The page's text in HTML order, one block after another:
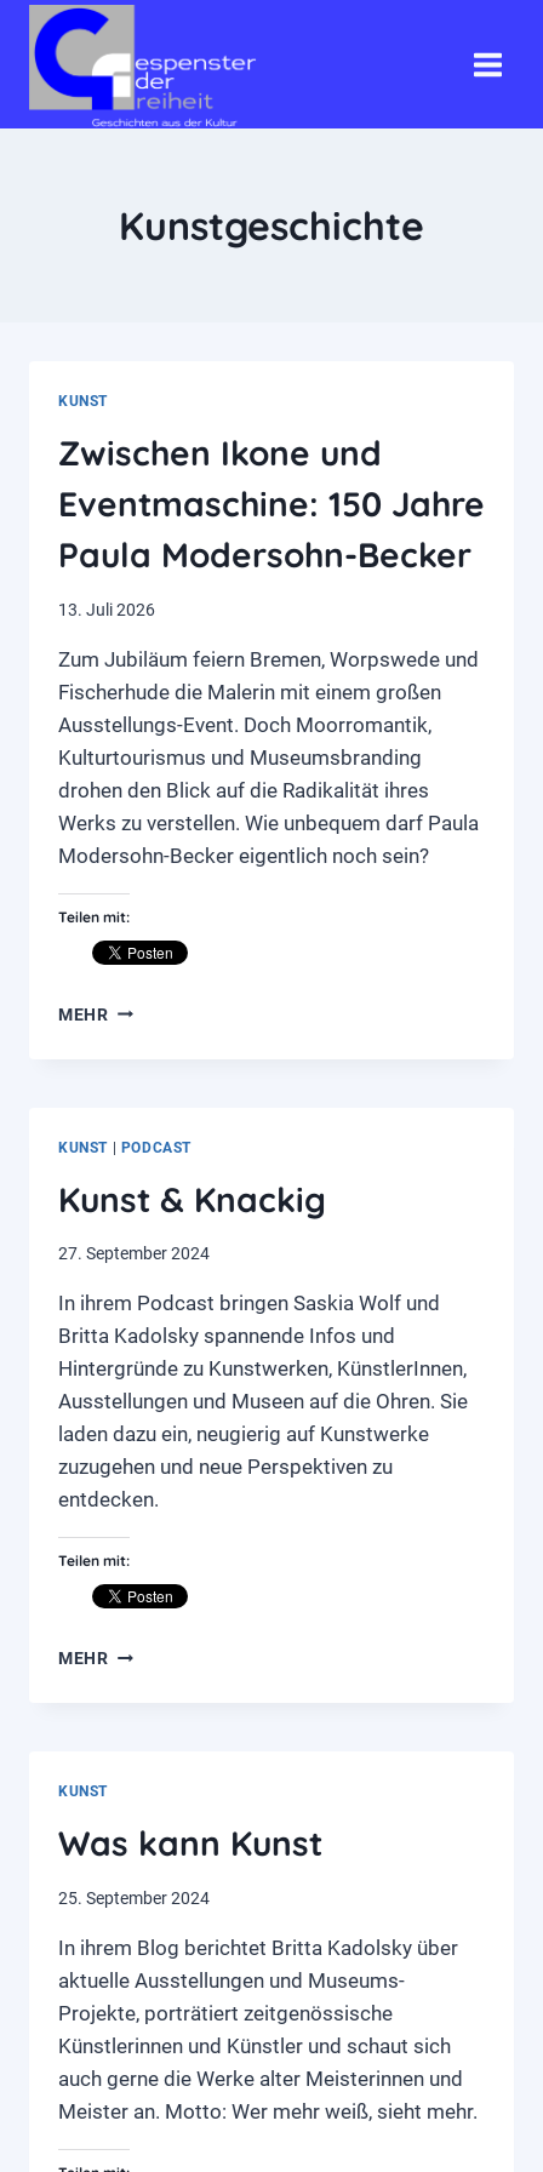
Inhalt
springen
Kunstgeschichte
KUNST
Zwischen Ikone und
Eventmaschine: 150 Jahre
Paula Modersohn-Becker
13. Juli 2026
Zum Jubiläum feiern Bremen, Worpswede und
Fischerhude die Malerin mit einem großen
Ausstellungs-Event. Doch Moorromantik,
Kulturtourismus und Museumsbranding
drohen den Blick auf die Radikalität ihres
Werks zu verstellen. Wie unbequem darf Paula
Modersohn-Becker eigentlich noch sein?
Teilen mit:
MEHRZWISCHEN
PAULA
MODERSOHN-
BECKER
KUNST| PODCAST
Kunst & Knackig
27. September 2024
In ihrem Podcast bringen Saskia Wolf und
Britta Kadolsky spannende Infos und
Hintergründe zu Kunstwerken, KünstlerInnen,
Ausstellungen und Museen auf die Ohren. Sie
laden dazu ein, neugierig auf Kunstwerke
zuzugehen und neue Perspektiven zu
entdecken.
Teilen mit:
MEHRKUNST
KUNST
Was kann Kunst
25. September 2024
In ihrem Blog berichtet Britta Kadolsky über
aktuelle Ausstellungen und Museums-
Projekte, porträtiert zeitgenössische
Künstlerinnen und Künstler und schaut sich
auch gerne die Werke alter Meisterinnen und
Meister an. Motto: Wer mehr weiß, sieht mehr.